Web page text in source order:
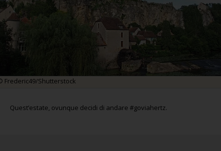
Frederic49/Shutterstock
Quest’estate, ovunque decidi di andare #goviahertz.